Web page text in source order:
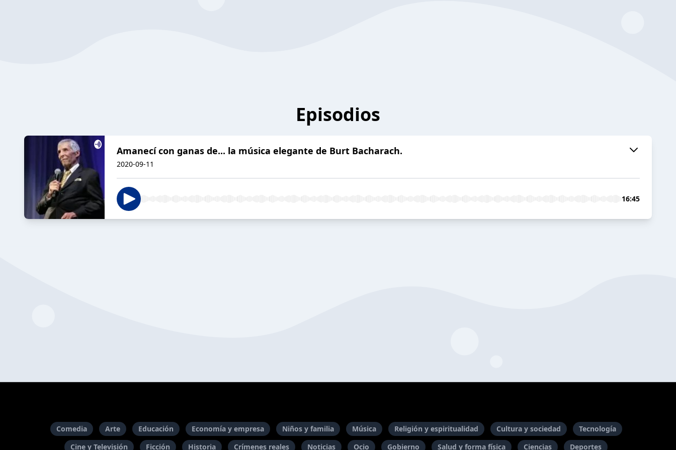
Episodios
Amanecí con ganas de... la música elegante de Burt Bacharach.
2020-09-11
16:45
Comedia Arte Educación Economía y empresa Niños y familia Música Religión y espiritualidad Cultura y sociedad
Tecnología
Cine y Televisión
Ficción Historia Crímenes reales Noticias Ocio Gobierno Salud y forma física Ciencias Deportes